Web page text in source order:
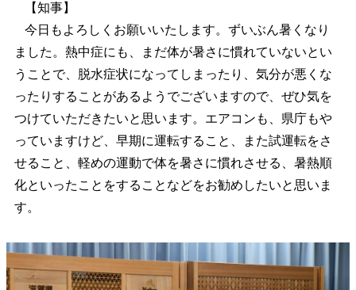
【知事】
今日もよろしくお願いいたします。ずいぶん暑くなり
ました。熱中症にも、まだ体が暑さに慣れていないとい
うことで、脱水症状になってしまったり、気分が悪くな
ったりすることがあるようでございますので、ぜひ気を
つけていただきたいと思います。エアコンも、県庁もや
っていますけど、早期に運転すること、また試運転をさ
せること、軽めの運動で体を暑さに慣れさせる、暑熱順
化といったことをすることなどをお勧めしたいと思いま
す。